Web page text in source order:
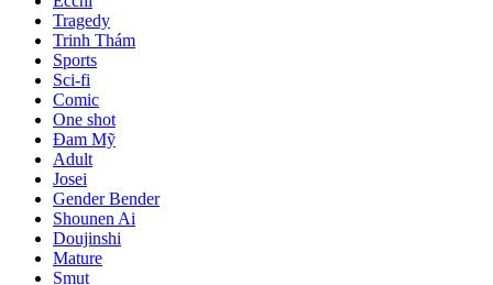
Tragedy
Trinh Thám
Sports
Sci-fi
Comic
One shot
Đam Mỹ
Adult
Josei
Gender Bender
Shounen Ai
Doujinshi
Mature
Smut